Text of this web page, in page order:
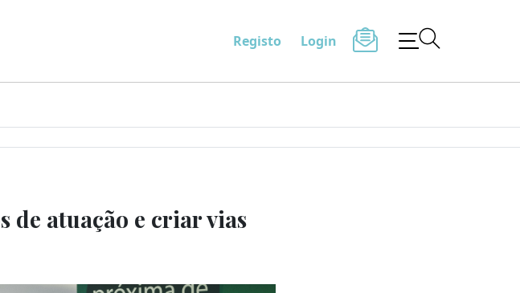
Registo Login
de atuação e criar vias